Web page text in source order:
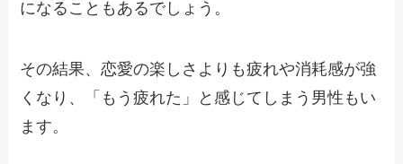
になることもあるでしょう。
その結果、恋愛の楽しさよりも疲れや消耗感が強
くなり、「もう疲れた」と感じてしまう男性もい
ます。